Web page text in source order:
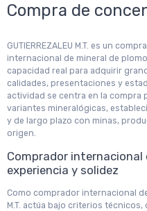
Compra de
GUTIERREZALEU M.T. es un
internacional de mineral de
capacidad real para adquirir
calidades, presentaciones y
actividad se centra en la compra
variantes mineralógicas,
y de largo plazo con minas,
origen.
Comprador internacional
experiencia y solidez
Como comprador internacional de
M.T. actúa bajo criterios